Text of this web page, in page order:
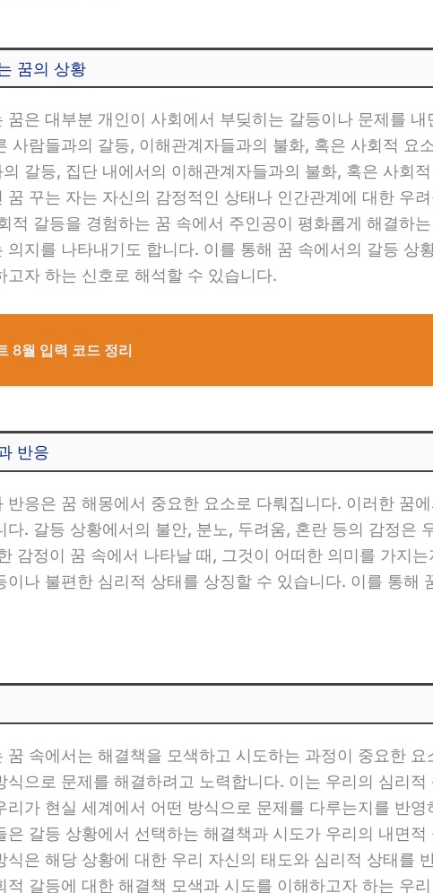
꿈의 상황
꿈은 대부분 개인이 사회에서 부딪히는 갈등이나 문제를
사람들과의 갈등, 이해관계자들과의 불화, 혹은 사회적 요
갈등, 집단 내에서의 이해관계자들과의 불화, 혹은 사회
꿈 꾸는 자는 자신의 감정적인 상태나 인간관계에 대한 우
적 갈등을 경험하는 꿈 속에서 주인공이 평화롭게 해결하
의지를 나타내기도 합니다. 이를 통해 꿈 속에서의 갈등 상
고자 하는 신호로 해석할 수 있습니다.
8월 입력 코드 정리
반응
반응은 꿈 해몽에서 중요한 요소로 다뤄집니다. 이러한 꿈
다. 갈등 상황에서의 불안, 분노, 두려움, 혼란 등의 감정은
감정이 꿈 속에서 나타날 때, 그것이 어떠한 의미를 가지
이나 불편한 심리적 상태를 상징할 수 있습니다. 이를 통해
꿈 속에서는 해결책을 모색하고 시도하는 과정이 중요한
식으로 문제를 해결하려고 노력합니다. 이는 우리의 심리
리가 현실 세계에서 어떤 방식으로 문제를 다루는지를 반
은 갈등 상황에서 선택하는 해결책과 시도가 우리의 내면
식은 해당 상황에 대한 우리 자신의 태도와 심리적 상태를
적 갈등에 대한 해결책 모색과 시도를 이해하고자 하는 우